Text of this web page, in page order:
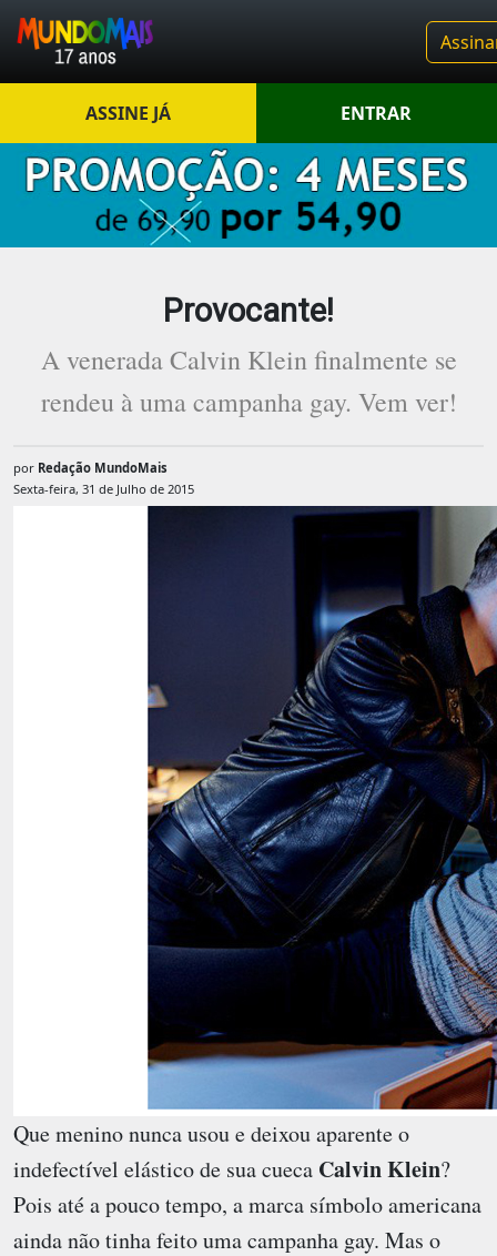
ASSINE JÁ ENTRAR
Provocante!
A venerada Calvin Klein finalmente se
rendeu à uma campanha gay. Vem ver!
por Redação MundoMais
Sexta-feira, 31 de Julho de 2015
Que menino nunca usou e deixou aparente o
indefectível elástico de sua cueca Calvin Klein?
Pois até a pouco tempo, a marca símbolo americana
ainda não tinha feito uma campanha gay. Mas o